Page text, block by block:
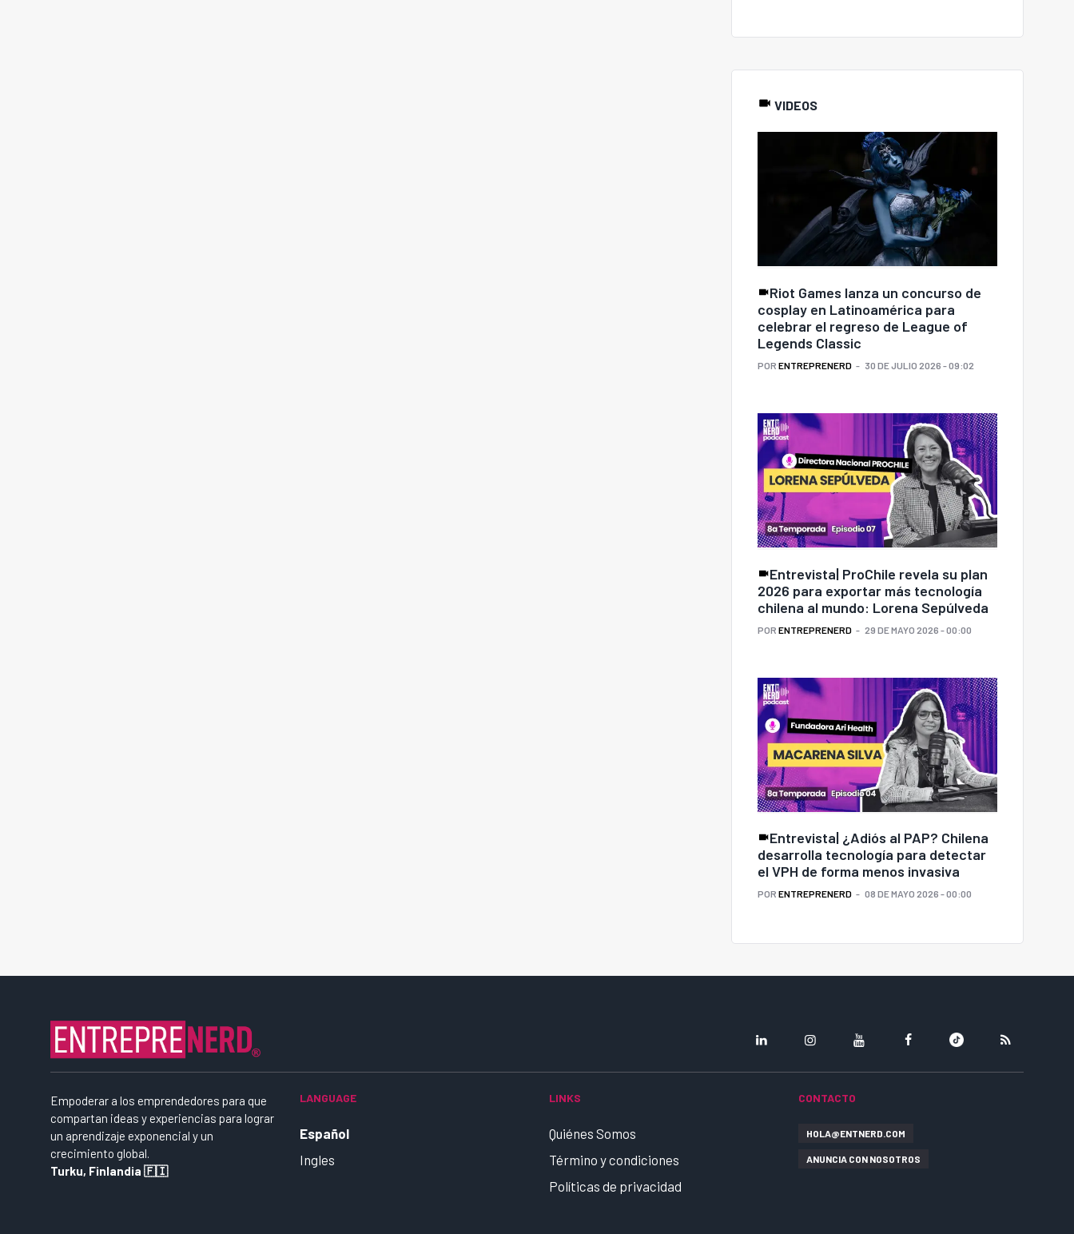
VIDEOS
Riot Games lanza un concurso de
cosplay en Latinoamérica para
celebrar el regreso de League of
Legends Classic
POR ENTREPRENERD 30 DE JULIO 2026 - 09:02
Entrevista| ProChile revela su plan
2026 para exportar más tecnología
chilena al mundo: Lorena Sepúlveda
POR ENTREPRENERD 29 DE MAYO 2026 - 00:00
Entrevista| ¿Adiós al PAP? Chilena
desarrolla tecnología para detectar
el VPH de forma menos invasiva
POR ENTREPRENERD 08 DE MAYO 2026 - 00:00
Empoderar a los emprendedores para que
compartan ideas y experiencias para lograr
un aprendizaje exponencial y un
crecimiento global.
Turku, Finlandia 🇫🇮
LANGUAGE
Español
Ingles
LINKS
Quiénes Somos
Término y condiciones
Políticas de privacidad
CONTACTO
HOLA@ENTNERD.COM
ANUNCIA CON NOSOTROS